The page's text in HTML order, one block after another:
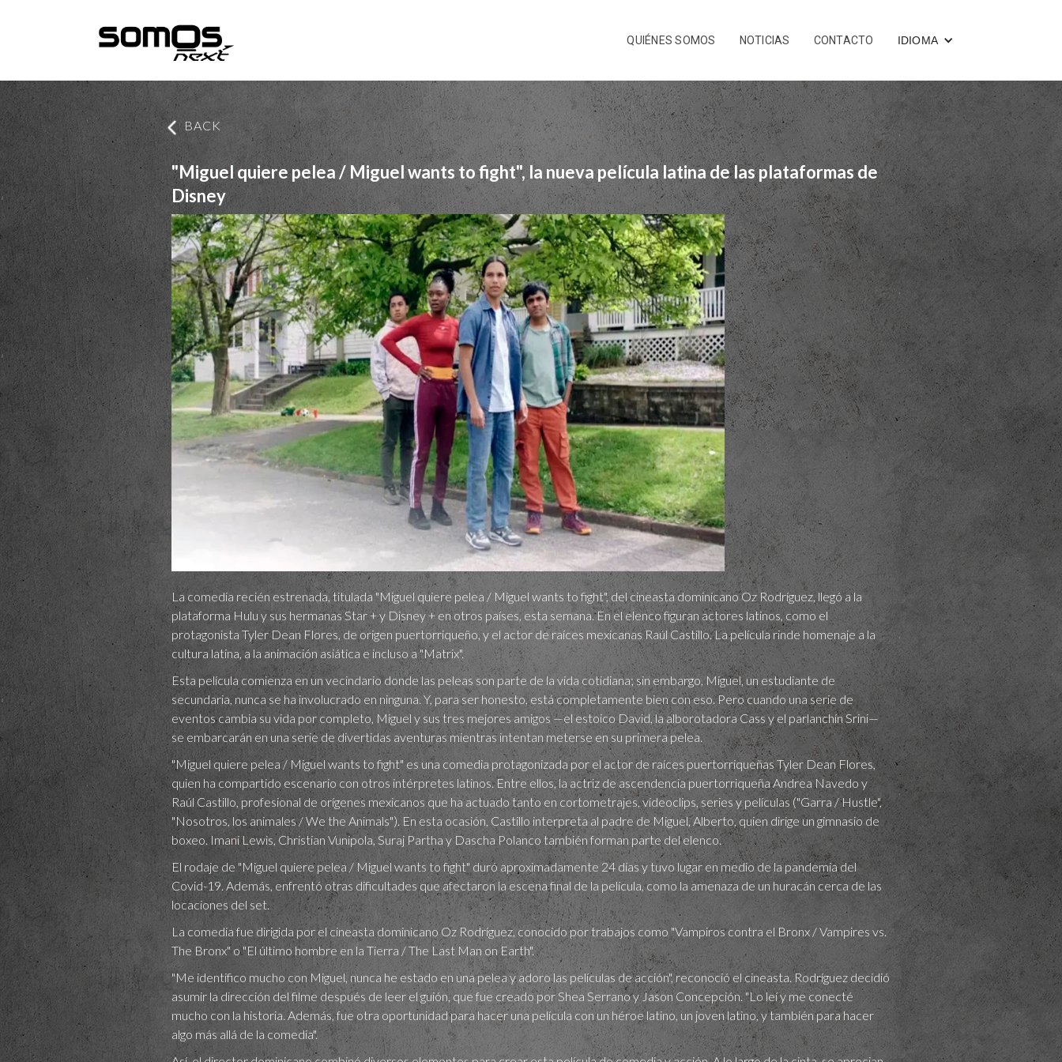
QUIÉNES SOMOS NOTICIAS CONTACTO IDIOMA
BACK
"Miguel quiere pelea / Miguel wants to fight", la nueva película latina de las plataformas de
Disney
La comedia recién estrenada, titulada "Miguel quiere pelea / Miguel wants to fight", del cineasta dominicano Oz Rodríguez, llegó a la
plataforma Hulu y sus hermanas Star + y Disney + en otros países, esta semana. En el elenco figuran actores latinos, como el
protagonista Tyler Dean Flores, de origen puertorriqueño, y el actor de raíces mexicanas Raúl Castillo. La película rinde homenaje a la
cultura latina, a la animación asiática e incluso a "Matrix".
Esta película comienza en un vecindario donde las peleas son parte de la vida cotidiana; sin embargo, Miguel, un estudiante de
secundaria, nunca se ha involucrado en ninguna. Y, para ser honesto, está completamente bien con eso. Pero cuando una serie de
eventos cambia su vida por completo, Miguel y sus tres mejores amigos —el estoico David, la alborotadora Cass y el parlanchín Srini—
se embarcarán en una serie de divertidas aventuras mientras intentan meterse en su primera pelea.
"Miguel quiere pelea / Miguel wants to fight" es una comedia protagonizada por el actor de raíces puertorriqueñas Tyler Dean Flores,
quien ha compartido escenario con otros intérpretes latinos. Entre ellos, la actriz de ascendencia puertorriqueña Andrea Navedo y
Raúl Castillo, profesional de orígenes mexicanos que ha actuado tanto en cortometrajes, videoclips, series y películas ("Garra / Hustle",
"Nosotros, los animales / We the Animals"). En esta ocasión, Castillo interpreta al padre de Miguel, Alberto, quien dirige un gimnasio de
boxeo. Imani Lewis, Christian Vunipola, Suraj Partha y Dascha Polanco también forman parte del elenco.
El rodaje de "Miguel quiere pelea / Miguel wants to fight" duró aproximadamente 24 días y tuvo lugar en medio de la pandemia del
Covid-19. Además, enfrentó otras dificultades que afectaron la escena final de la película, como la amenaza de un huracán cerca de las
locaciones del set.
La comedia fue dirigida por el cineasta dominicano Oz Rodríguez, conocido por trabajos como "Vampiros contra el Bronx / Vampires vs.
The Bronx" o "El último hombre en la Tierra / The Last Man on Earth".
"Me identifico mucho con Miguel, nunca he estado en una pelea y adoro las películas de acción", reconoció el cineasta. Rodríguez decidió
asumir la dirección del filme después de leer el guión, que fue creado por Shea Serrano y Jason Concepción. "Lo leí y me conecté
mucho con la historia. Además, fue otra oportunidad para hacer una película con un héroe latino, un joven latino, y también para hacer
algo más allá de la comedia".